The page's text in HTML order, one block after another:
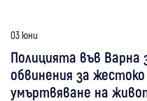
03 юни
Полицията във Варна
обвинения за
умъртвяване на